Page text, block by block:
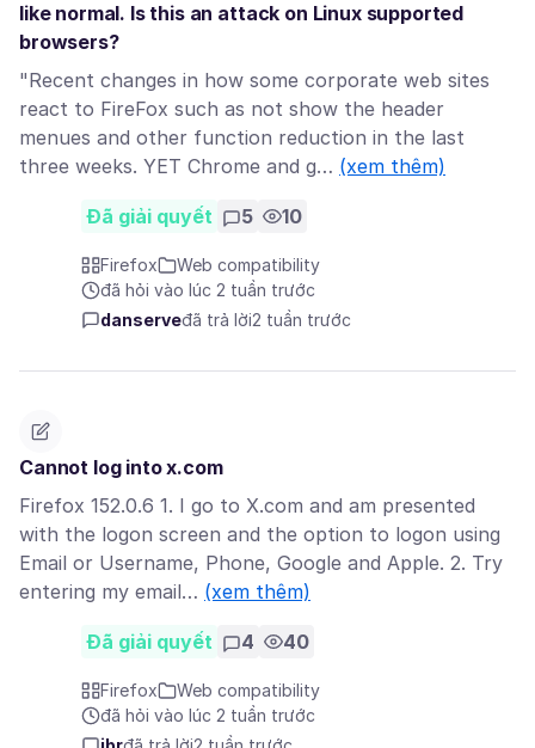
like normal. Is this an attack on Linux supported
browsers?
"Recent changes in how some corporate web sites
react to FireFox such as not show the header
menues and other function reduction in the last
three weeks. YET Chrome and g… (xem thêm)
Đã giải quyết 5 10
Firefox
Web compatibility
đã hỏi vào lúc 2 tuần trước
danserveđã trả lời2 tuần trước
Cannot log into x.com
Firefox 152.0.6 1. I go to X.com and am presented
with the logon screen and the option to logon using
Email or Username, Phone, Google and Apple. 2. Try
entering my email… (xem thêm)
Đã giải quyết 4 40
Firefox
Web compatibility
đã hỏi vào lúc 2 tuần trước